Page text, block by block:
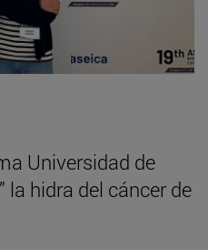
Universidad de
la hidra del cáncer de